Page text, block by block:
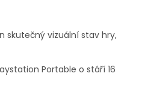
skutečný vizuální stav hry,
Portable o stáří 16